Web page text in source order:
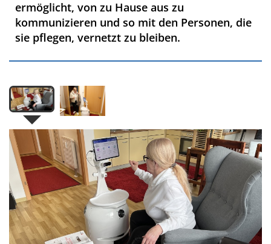
ermöglicht, von zu Hause aus zu
kommunizieren und so mit den Personen, die
sie pflegen, vernetzt zu bleiben.